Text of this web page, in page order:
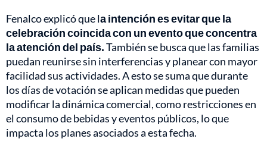
Fenalco explicó que la intención es evitar que la
celebración coincida con un evento que concentra
la atención del país.También se busca que las familias
puedan reunirse sin interferencias y planear con mayor
facilidad sus actividades. A esto se suma que durante
los días de votación se aplican medidas que pueden
modificar la dinámica comercial, como restricciones en
el consumo de bebidas y eventos públicos, lo que
impacta los planes asociados a esta fecha.